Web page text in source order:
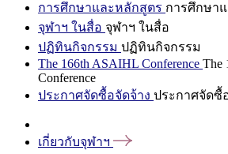
การศึกษาและหลักสูตร การศึกษา
จุฬาฯ ในสื่อ จุฬาฯ ในสื่อ
ปฏิทินกิจกรรม ปฏิทินกิจกรรม
The 166th ASAIHL Conference The
Conference
ประกาศจัดซื้อจัดจ้าง ประกาศจัดซื้
เกี่ยวกับจุฬาฯ